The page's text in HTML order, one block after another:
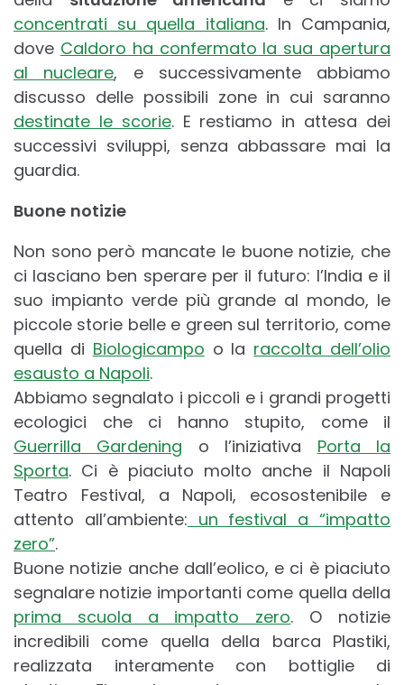
concentrati su quella italiana. In Campania,
dove Caldoro ha confermato la sua apertura
al nucleare, e successivamente abbiamo
discusso delle possibili zone in cui saranno
destinate le scorie. E restiamo in attesa dei
successivi sviluppi, senza abbassare mai la
guardia.
Buone notizie
Non sono però mancate le buone notizie, che
ci lasciano ben sperare per il futuro: l’India e il
suo impianto verde più grande al mondo, le
piccole storie belle e green sul territorio, come
quella di Biologicampo o la raccolta dell’olio
esausto a Napoli.
Abbiamo segnalato i piccoli e i grandi progetti
ecologici che ci hanno stupito, come il
Guerrilla Gardening o l’iniziativa Porta la
Sporta. Ci è piaciuto molto anche il Napoli
Teatro Festival, a Napoli, ecosostenibile e
attento all’ambiente: un festival a “impatto
zero”.
Buone notizie anche dall’eolico, e ci è piaciuto
segnalare notizie importanti come quella della
prima scuola a impatto zero. O notizie
incredibili come quella della barca Plastiki,
realizzata interamente con bottiglie di